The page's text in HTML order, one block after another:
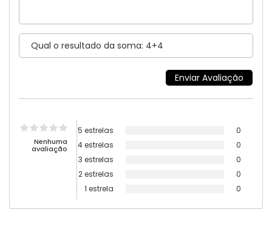
Nenhuma
avaliação
5 estrelas
0
4 estrelas
0
3 estrelas
0
2 estrelas
0
1 estrela
0